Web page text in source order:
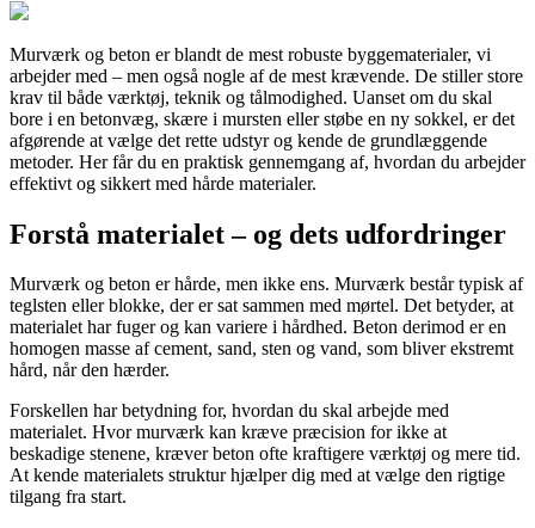
Murværk og beton er blandt de mest robuste byggematerialer, vi
arbejder med – men også nogle af de mest krævende. De stiller store
krav til både værktøj, teknik og tålmodighed. Uanset om du skal
bore i en betonvæg, skære i mursten eller støbe en ny sokkel, er det
afgørende at vælge det rette udstyr og kende de grundlæggende
metoder. Her får du en praktisk gennemgang af, hvordan du arbejder
effektivt og sikkert med hårde materialer.
Forstå materialet – og dets udfordringer
Murværk og beton er hårde, men ikke ens. Murværk består typisk af
teglsten eller blokke, der er sat sammen med mørtel. Det betyder, at
materialet har fuger og kan variere i hårdhed. Beton derimod er en
homogen masse af cement, sand, sten og vand, som bliver ekstremt
hård, når den hærder.
Forskellen har betydning for, hvordan du skal arbejde med
materialet. Hvor murværk kan kræve præcision for ikke at
beskadige stenene, kræver beton ofte kraftigere værktøj og mere tid.
At kende materialets struktur hjælper dig med at vælge den rigtige
tilgang fra start.